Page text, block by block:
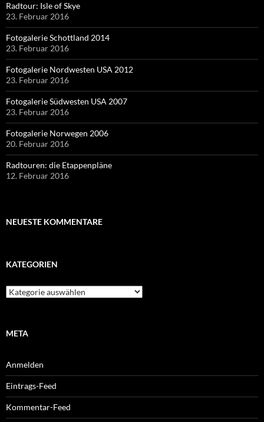
Radtour: Isle of Skye
23. Februar 2016
Fotogalerie Schottland 2014
23. Februar 2016
Fotogalerie Nordwesten USA 2012
23. Februar 2016
Fotogalerie Südwesten USA 2007
23. Februar 2016
Fotogalerie Norwegen 2006
20. Februar 2016
Radtouren: die Etappenpläne
12. Februar 2016
NEUESTE KOMMENTARE
KATEGORIEN
Kategorien
META
Anmelden
Eintrags-Feed
Kommentar-Feed